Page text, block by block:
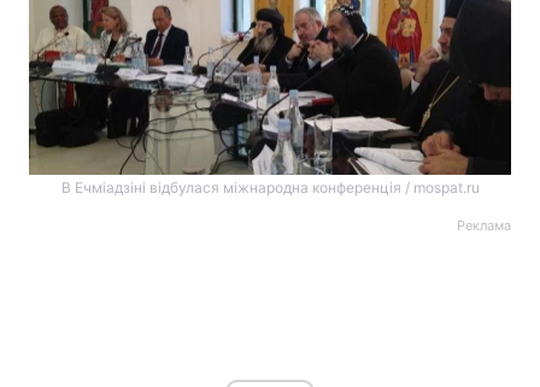
В Ечміадзіні відбулася міжнародна конференція / mospat.ru
Реклама